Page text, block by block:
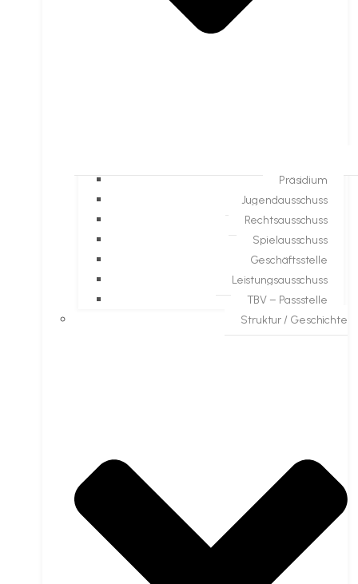
Präsidium
Jugendausschuss
Rechtsausschuss
Spielausschuss
Geschäftsstelle
Leistungsausschuss
TBV – Passstelle
Struktur / Geschichte